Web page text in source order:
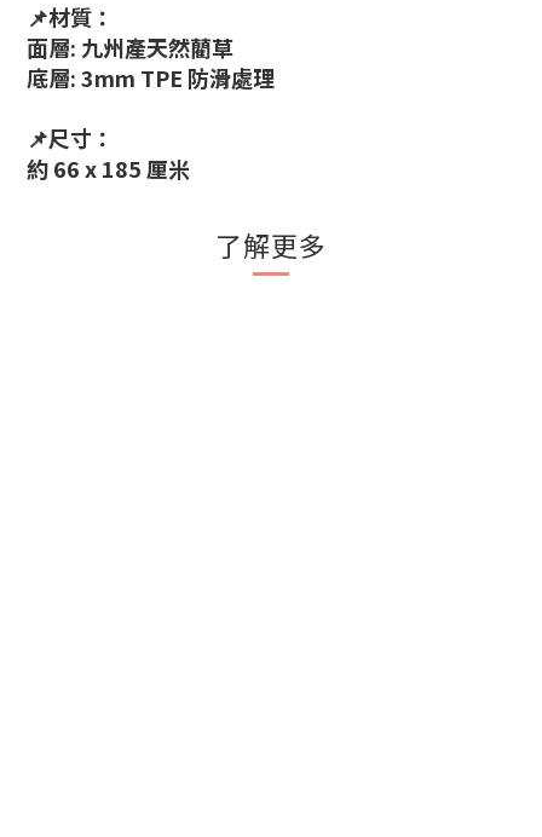
📌材質：
面層: 九州產天然藺草
底層: 3mm TPE 防滑處理
📌尺寸：
約 66 x 185 厘米
了解更多